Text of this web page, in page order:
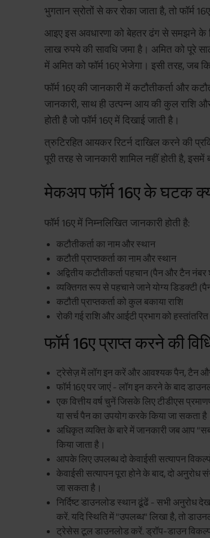
भुगतान स्रोतों से कर रोका जाता है, तो फॉर्म
आइए इस अवधारणा को बेहतर ढंग से समझने के
लाख रुपये की सावधि जमा है। अमित को पूरे
में अमित को फॉर्म 16ए भेजेगा। इसी तरह, जब
फॉर्म 16ए की जानकारी में कटौतीकर्ता और
जानकारी, साथ ही उत्पन्न आय की कुल राशि
होती है जो फॉर्म 16ए में दिखाई जाती है।
त्रुटिरहित आयकर रिटर्न दाखिल करने की
पूरी तरह से जानकारी शामिल नहीं होती है, इसमें
मेकअप फॉर्म 16ए के घटक
फॉर्म 16ए में निम्नलिखित जानकारी होती है:
कटौतीकर्ता का नाम और स्थान
कटौती प्राप्तकर्ता का नाम और स्थान
अद्वितीय कटौतीकर्ता पहचान (पैन और टैन नंबर
व्यक्तिगत रूप से पहचाने जाने योग्य डिडक्टी
कटौती प्राप्तकर्ता को कुल बकाया राशि
रोकी गई राशि और आईटी प्रभाग को हस्तांतरित
फॉर्म 16ए प्राप्त करने की
ट्रेसेज़ में लॉग इन करें और आवश्यक पैन, टैन और
फॉर्म 16ए पर जाएं - लॉग इन करने के बाद
एक वित्तीय वर्ष चुनें जिसके लिए टीडीएस
या सर्च पैन का उपयोग करके किया जा सकता
अधिकृत व्यक्ति के बारे में जानकारी जब आप
किया जाता है।
आपके लिए उपलब्ध दो केवाईसी सत्यापन
केवाईसी सत्यापन पूरा होने के बाद, दो
जा सकता है।
निर्दिष्ट डाउनलोड स्थान ढूंढें - सभी अनुरोध
करें. यदि स्थिति में "उपलब्ध" लिखा है, तो
ट्रेसेस टूल डाउनलोड करें. ड्रॉप-डाउन